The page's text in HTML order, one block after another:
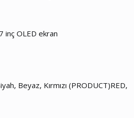
inç OLED ekran
Beyaz, Kırmızı (PRODUCT)RED,